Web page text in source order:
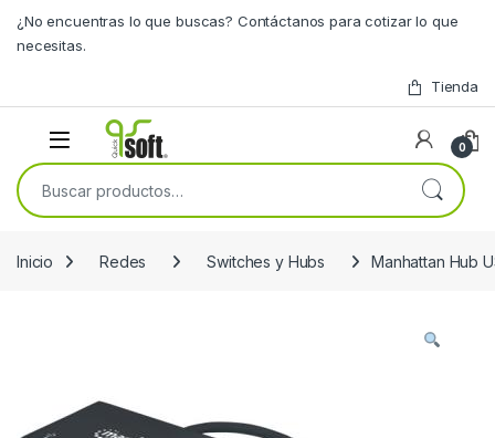
¿No encuentras lo que buscas? Contáctanos para cotizar lo que
necesitas.
Tienda
0
Buscar por:
Inicio Redes Switches y Hubs Manhattan Hub